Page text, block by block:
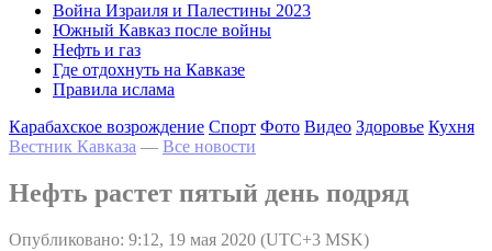
Война Израиля и Палестины 2023
Южный Кавказ после войны
Нефть и газ
Где отдохнуть на Кавказе
Правила ислама
Карабахское возрождение Спорт Фото Видео Здоровье Кухня
Вестник Кавказа — Все новости
Нефть растет пятый день подряд
Опубликовано: 9:12, 19 мая 2020 (UTC+3 MSK)